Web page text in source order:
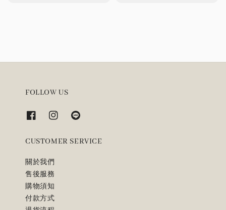
FOLLOW US
CUSTOMER SERVICE
關於我們
售後服務
購物須知
付款方式